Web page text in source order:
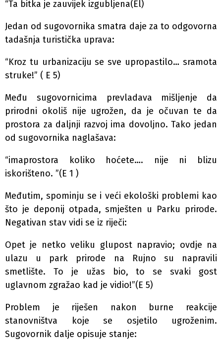
“Ta bitka je zauvijek izgubljena(El)
Jedan od sugovornika smatra daje za to odgovorna
tadašnja turistička uprava:
“Kroz tu urbanizaciju se sve upropastilo… sramota
struke!” ( E 5)
Među sugovornicima prevladava mišljenje da
prirodni okoliš nije ugrožen, da je očuvan te da
prostora za daljnji razvoj ima dovoljno. Tako jedan
od sugovornika naglašava:
“imaprostora koliko hoćete…. nije ni blizu
iskorišteno. ”(E 1 )
Međutim, spominju se i veći ekološki problemi kao
što je deponij otpada, smješten u Parku prirode.
Negativan stav vidi se iz riječi:
Opet je netko veliku glupost napravio; ovdje na
ulazu u park prirode na Rujno su napravili
smetlište. To je užas bio, to se svaki gost
uglavnom zgražao kad je vidio!”(E 5)
Problem je riješen nakon burne reakcije
stanovništva koje se osjetilo ugroženim.
Sugovornik dalje opisuje stanje: